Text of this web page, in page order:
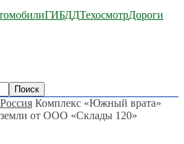
ГИБДДТехосмотрДороги
Россия Комплекс «Южный врата»
земли от ООО «Склады 120»